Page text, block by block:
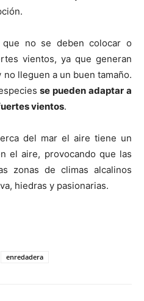
que no se deben colocar o
vientos, ya que generan
lleguen a un buen tamaño.
se pueden adaptar a
vientos.
del mar el aire tiene un
el aire, provocando que las
zonas de climas alcalinos
hiedras y pasionarias.
enredadera